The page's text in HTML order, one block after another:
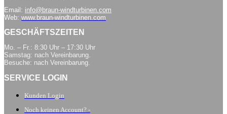
Email: info@braun-windturbinen.com
Web: www.braun-windturbinen.com
GESCHÄFTSZEITEN
Mo. – Fr.: 8:30 Uhr – 17:30 Uhr
Samstag: nach Vereinbarung.
Besuche: nach Vereinbarung.
SERVICE LOGIN
Kunden Login
Noch keinen Account? -